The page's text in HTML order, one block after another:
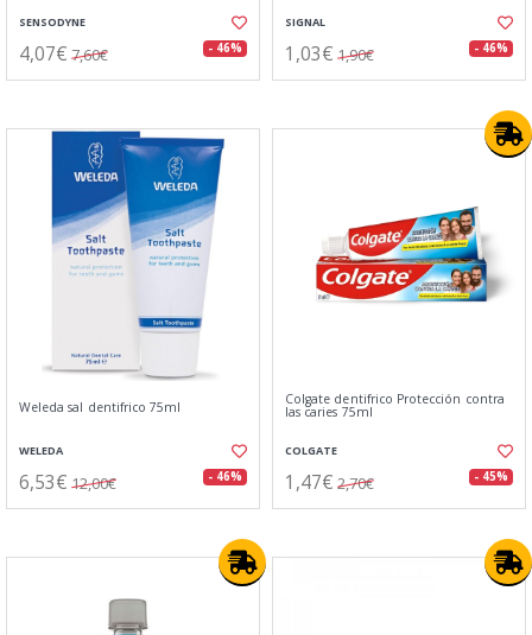
SENSODYNE
4,07€ 7,60€ - 46%
SIGNAL
1,03€ 1,90€ - 46%
Weleda sal dentifrico 75ml
WELEDA
6,53€ 12,00€ - 46%
Colgate dentifrico Protección contra
las caries 75ml
COLGATE
1,47€ 2,70€ - 45%